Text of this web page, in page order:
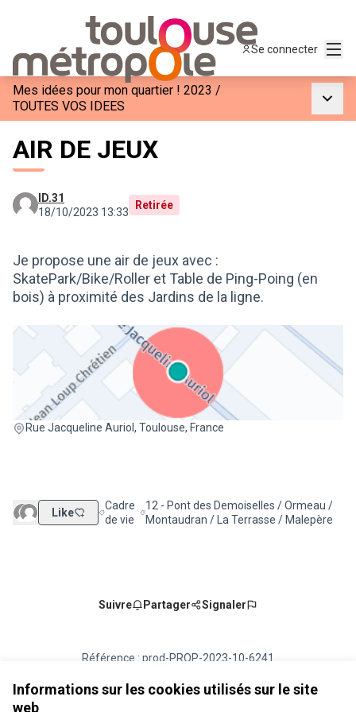
Informations sur les cookies utilisés sur le site
web
Se connecter
Mes idées pour mon quartier ! 2023 /
TOUTES VOS IDEES
AIR DE JEUX
ID.31
18/10/2023 13:33
Retirée
Je propose une air de jeux avec :
SkatePark/Bike/Roller et Table de Ping-Poing (en
bois) à proximité des Jardins de la ligne.
Rue Jacqueline Auriol, Toulouse, France
(Lien externe)
Like Filtrer les résultats de la catégorie : Cadre de vie
Cadre
de vie Filtrer les résultats pour le secteur : 12 -
12 - Pont des Demoiselles / Ormeau /
Montaudran / La Terrasse / Malepère
Suivre Partager Signaler
Référence : prod-PROP-2023-10-6241
Vérifiez l'empreinte numérique